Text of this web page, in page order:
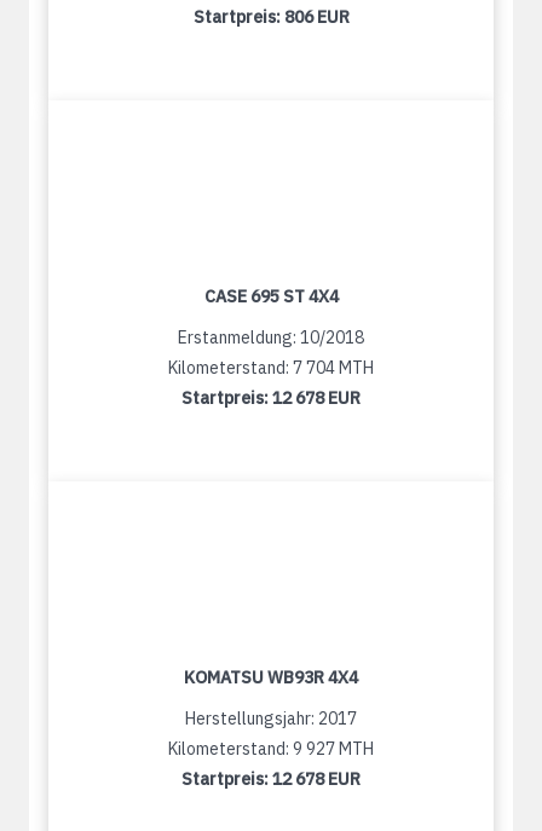
Startpreis: 806 EUR
CASE 695 ST 4X4
Erstanmeldung: 10/2018
Kilometerstand: 7 704 MTH
Startpreis:12 678 EUR
KOMATSU WB93R 4X4
Herstellungsjahr: 2017
Kilometerstand: 9 927 MTH
Startpreis:12 678 EUR